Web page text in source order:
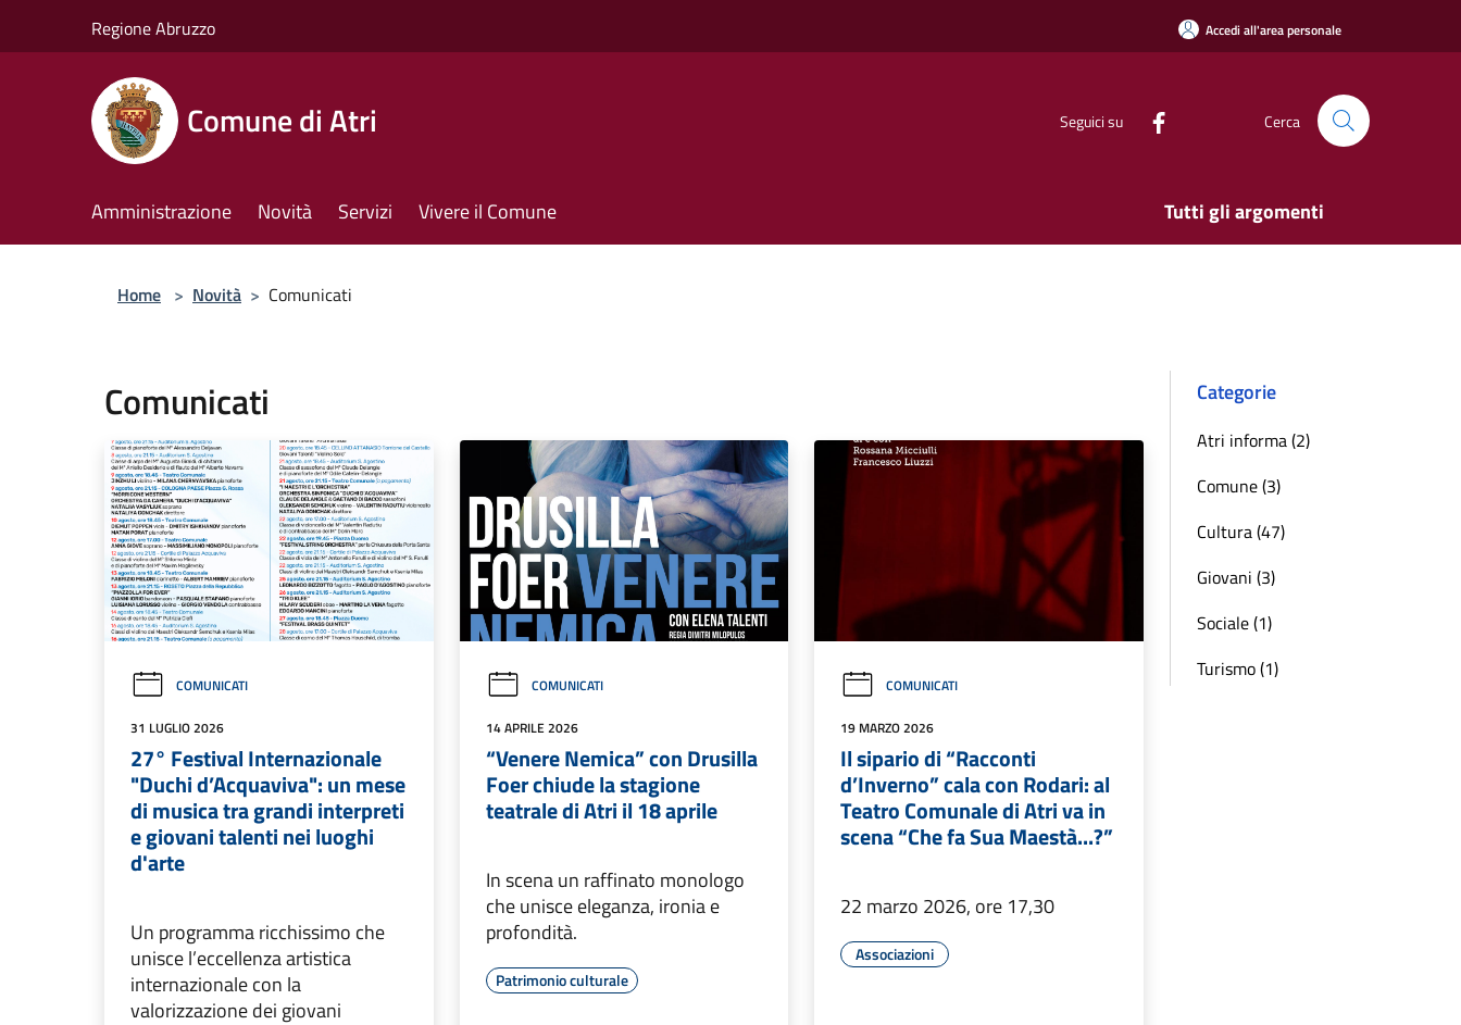
Regione Abruzzo Accedi all'area personale
Comune di Atri Seguici su Cerca
Amministrazione Novità Servizi Vivere il Comune Tutti gli argomenti
Home > Novità > Comunicati
Comunicati
COMUNICATI
31 LUGLIO 2026
27° Festival Internazionale
"Duchi d’Acquaviva": un mese
di musica tra grandi interpreti
e giovani talenti nei luoghi
d'arte
Un programma ricchissimo che
unisce l’eccellenza artistica
internazionale con la
valorizzazione dei giovani
COMUNICATI
14 APRILE 2026
“Venere Nemica” con Drusilla
Foer chiude la stagione
teatrale di Atri il 18 aprile
In scena un raffinato monologo
che unisce eleganza, ironia e
profondità.
Patrimonio culturale
COMUNICATI
19 MARZO 2026
Il sipario di “Racconti
d’Inverno” cala con Rodari: al
Teatro Comunale di Atri va in
scena “Che fa Sua Maestà...?”
22 marzo 2026, ore 17,30
Associazioni
Categorie
Atri informa (2)
Comune (3)
Cultura (47)
Giovani (3)
Sociale (1)
Turismo (1)